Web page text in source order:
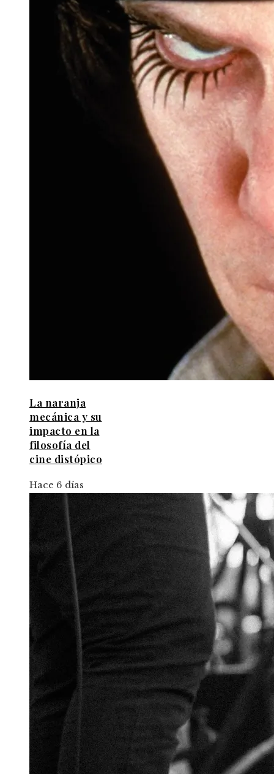
La naranja
mecánica y su
impacto en la
filosofía del
cine distópico
Hace 6 días